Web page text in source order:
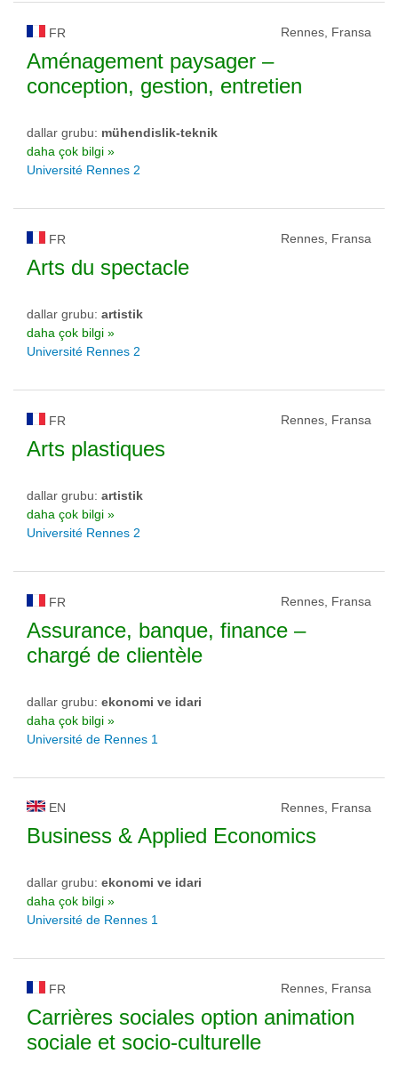
FR Rennes, Fransa
Aménagement paysager –
conception, gestion, entretien
dallar grubu: mühendislik-teknik
daha çok bilgi »
Université Rennes 2
FR Rennes, Fransa
Arts du spectacle
dallar grubu: artistik
daha çok bilgi »
Université Rennes 2
FR Rennes, Fransa
Arts plastiques
dallar grubu: artistik
daha çok bilgi »
Université Rennes 2
FR Rennes, Fransa
Assurance, banque, finance –
chargé de clientèle
dallar grubu: ekonomi ve idari
daha çok bilgi »
Université de Rennes 1
EN Rennes, Fransa
Business & Applied Economics
dallar grubu: ekonomi ve idari
daha çok bilgi »
Université de Rennes 1
FR Rennes, Fransa
Carrières sociales option animation
sociale et socio-culturelle